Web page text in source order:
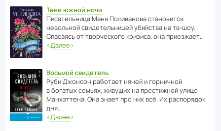
Тени южной ночи
Писа­тель­ница Маня Поли­ва­нова стано­вится
невольной свиде­тель­ницей убийства на тв-шоу.
Спасаясь от твор­че­с­кого кризиса, она приезжает…
‹Далее›
Восьмой свидетель
Руби Джонсон рабо­тает няней и горни­чной
в богатых семьях, живущих на прес­ти­жной улице
Манх­эт­тена. Она знает про них всё. Их распо­рядок
дня…
‹Далее›